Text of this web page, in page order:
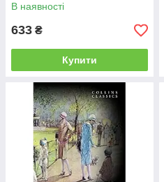
В наявності
633 ₴
Купити